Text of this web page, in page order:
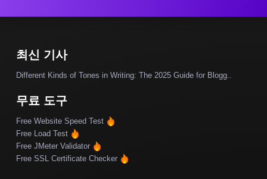
최신 기사
Different Kinds of Tones in Writing: The 2025 Guide for Blogg..
무료 도구
Free Website Speed Test
Free Load Test
Free JMeter Validator
Free SSL Certificate Checker